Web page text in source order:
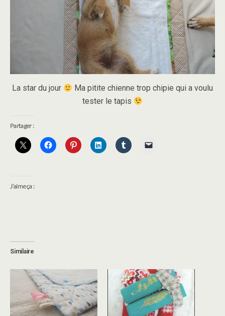
La star du jour
Ma pitite chienne trop chipie qui a voulu
tester le tapis
Partager :
J’aime ça :
Similaire